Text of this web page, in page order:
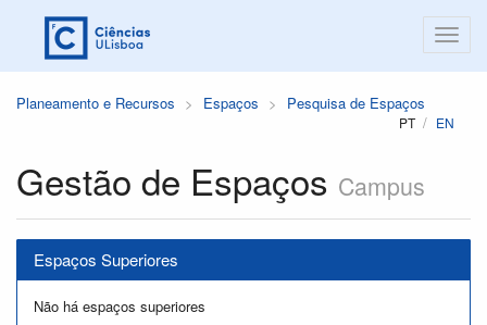
Planeamento e Recursos Espaços Pesquisa de Espaços
PT EN
Gestão de Espaços Campus
Espaços Superiores
Não há espaços superiores